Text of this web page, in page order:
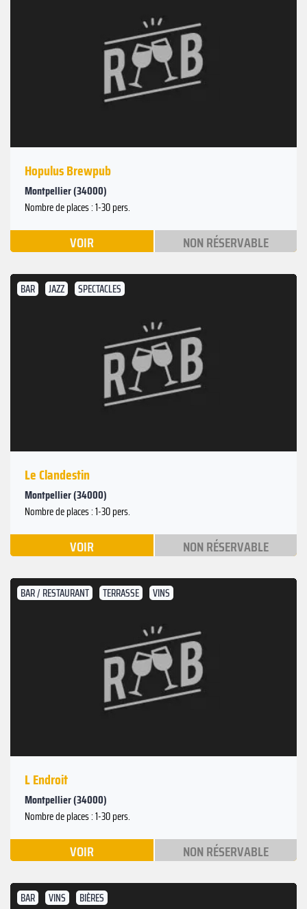
Hopulus Brewpub
Montpellier (34000)
Nombre de places : 1-30 pers.
VOIR NON RÉSERVABLE
BAR JAZZ SPECTACLES
Le Clandestin
Montpellier (34000)
Nombre de places : 1-30 pers.
VOIR NON RÉSERVABLE
BAR / RESTAURANT TERRASSE VINS
L Endroit
Montpellier (34000)
Nombre de places : 1-30 pers.
VOIR NON RÉSERVABLE
BAR VINS BIÈRES